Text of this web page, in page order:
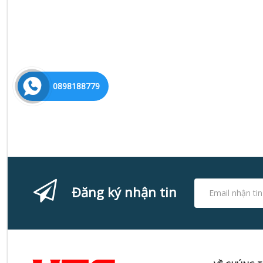
Đăng ký nhận tin
0898188779